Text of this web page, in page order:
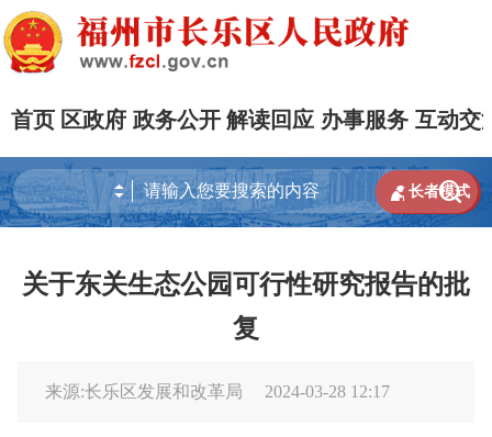
首页 区政府 政务公开 解读回应 办事服务 互动交

 长者模式
关于东关生态公园可行性研究报告的批
复
来源:长乐区发展和改革局 2024-03-28 12:17